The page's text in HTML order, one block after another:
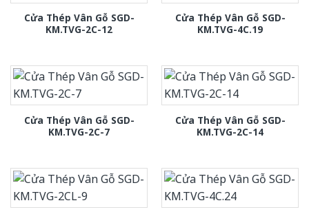
Cửa Thép Vân Gỗ SGD-
KM.TVG-2C-12
Cửa Thép Vân Gỗ SGD-
KM.TVG-4C.19
Cửa Thép Vân Gỗ SGD-
KM.TVG-2C-7
Cửa Thép Vân Gỗ SGD-
KM.TVG-2C-14